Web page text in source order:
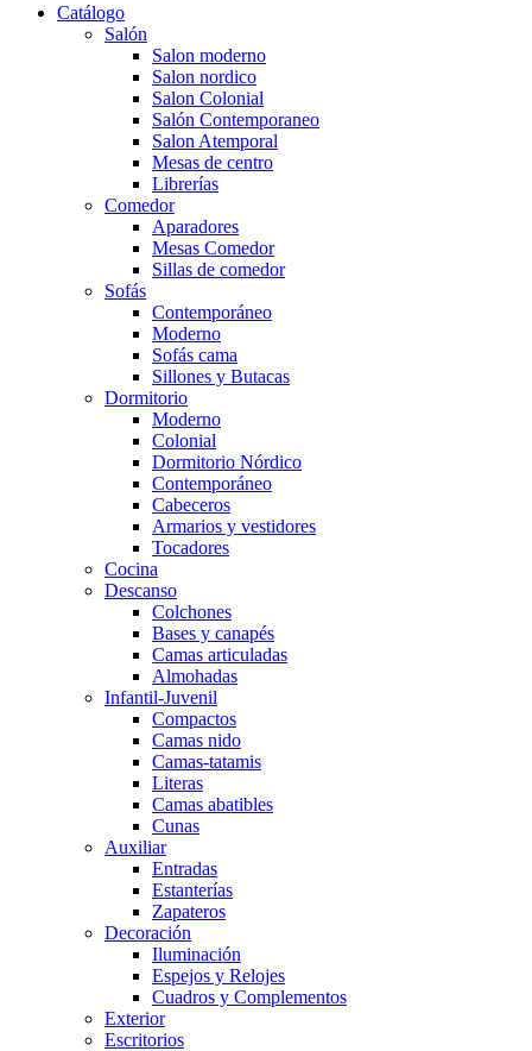
Catálogo
Salón
Salon moderno
Salon nordico
Salon Colonial
Salón Contemporaneo
Salon Atemporal
Mesas de centro
Librerías
Comedor
Aparadores
Mesas Comedor
Sillas de comedor
Sofás
Contemporáneo
Moderno
Sofás cama
Sillones y Butacas
Dormitorio
Moderno
Colonial
Dormitorio Nórdico
Contemporáneo
Cabeceros
Armarios y vestidores
Tocadores
Cocina
Descanso
Colchones
Bases y canapés
Camas articuladas
Almohadas
Infantil-Juvenil
Compactos
Camas nido
Camas-tatamis
Literas
Camas abatibles
Cunas
Auxiliar
Entradas
Estanterías
Zapateros
Decoración
Iluminación
Espejos y Relojes
Cuadros y Complementos
Exterior
Escritorios